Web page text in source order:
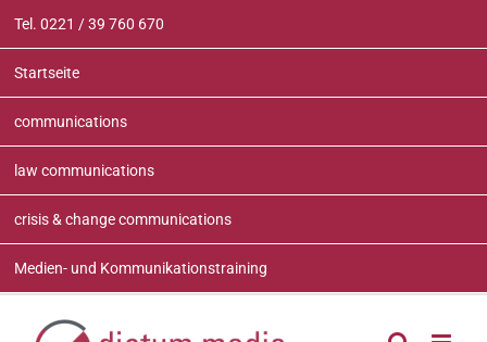
Inhalt
springen
Tel. 0221 / 39 760 670
Startseite
communications
law communications
crisis & change communications
Medien- und Kommunikationstraining